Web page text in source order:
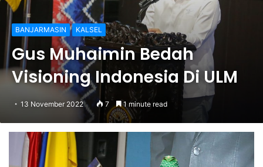
BANJARMASIN KALSEL
Gus Muhaimin Bedah
Visioning Indonesia Di ULM
13 November 2022 7 1 minute read